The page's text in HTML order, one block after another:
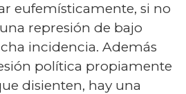
eufemísticamente, si no
represión de bajo
incidencia. Además
política propiamente
disienten, hay una